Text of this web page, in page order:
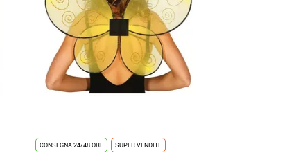
CONSEGNA 24/48 ORE SUPER VENDITE